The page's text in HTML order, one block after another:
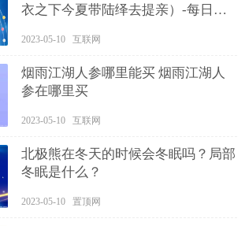
衣之下今夏带陆绎去提亲）-每日消
2023-05-10 互联网
烟雨江湖人参哪里能买 烟雨江湖人
参在哪里买
2023-05-10 互联网
北极熊在冬天的时候会冬眠吗？局部
冬眠是什么？
2023-05-10 置顶网